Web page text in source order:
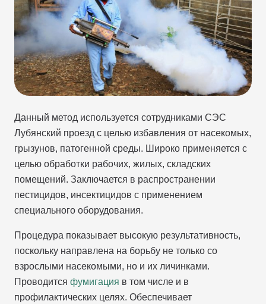
Данный метод используется сотрудниками СЭС
Лубянский проезд с целью избавления от насекомых,
грызунов, патогенной среды. Широко применяется с
целью обработки рабочих, жилых, складских
помещений. Заключается в распространении
пестицидов, инсектицидов с применением
специального оборудования.
Процедура показывает высокую результативность,
поскольку направлена на борьбу не только со
взрослыми насекомыми, но и их личинками.
Проводится фумигация в том числе и в
профилактических целях. Обеспечивает